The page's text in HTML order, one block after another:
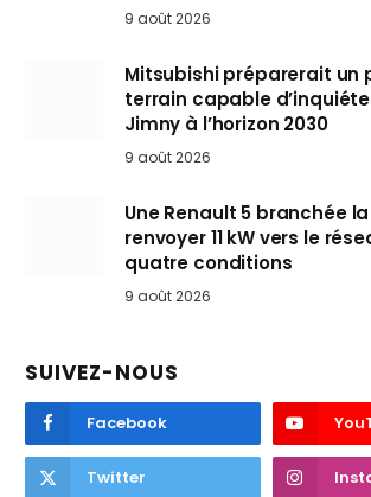
9 août 2026
Mitsubishi préparerait
terrain capable
Jimny à l’horizon 2030
9 août 2026
Une Renault 5 branchée
renvoyer 11 kW vers le
quatre conditions
9 août 2026
SUIVEZ-NOUS
Facebook
Twitter